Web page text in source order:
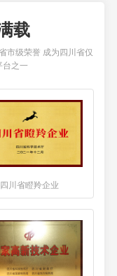
载
市级荣誉 成为四川省仅
台之一
四川省瞪羚企业